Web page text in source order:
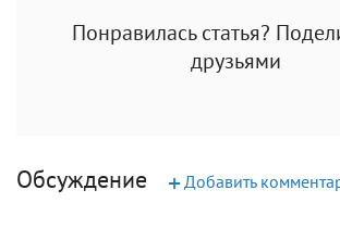
Понравилась статья?
друзьями
Обсуждение +Добавить